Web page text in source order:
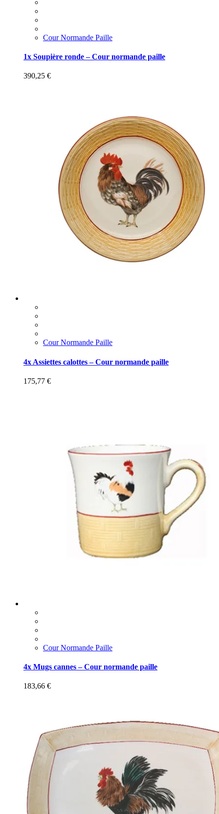
Cour Normande Paille
1x Soupière ronde – Cour normande paille
390,25 €
Cour Normande Paille
4x Assiettes calottes – Cour normande paille
175,77 €
Cour Normande Paille
4x Mugs cannes – Cour normande paille
183,66 €